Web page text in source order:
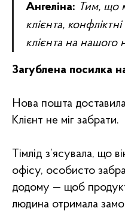
Ангеліна: Тим, що
клієнта,
клієнта на нашого
Загублена посилка
Нова пошта
Клієнт не міг забрати.
Тімлід з’ясувала, що
офісу, особисто
додому — щоб
людина отримала